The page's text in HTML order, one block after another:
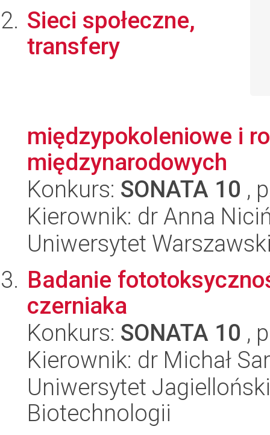
Sieci społeczne,
transfery
międzypokoleniowe i
międzynarodowych
Konkurs: SONATA 10 ,
Kierownik: dr Anna
Uniwersytet
Badanie
czerniaka
Konkurs: SONATA 10 ,
Kierownik: dr Michał
Uniwersytet
Biotechnologii